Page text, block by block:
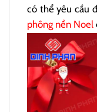
có thể yêu cầu
phông nền Noel